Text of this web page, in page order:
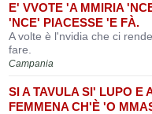
E' VVOTE 'A MMIRIA
'NCE' PIACESSE 'E FÀ.
A volte è l'nvidia che ci
fare.
Campania
SI A TAVULA SI' LUPO E
FEMMENA CH'È 'O